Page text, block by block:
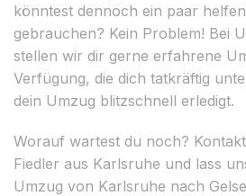
könntest dennoch ein paar
gebrauchen? Kein Problem! Bei
stellen wir dir gerne erfahrene
Verfügung, die dich tatkräftig
dein Umzug blitzschnell erledigt.
Worauf wartest du noch?
Fiedler aus Karlsruhe und lass
Umzug von Karlsruhe nach